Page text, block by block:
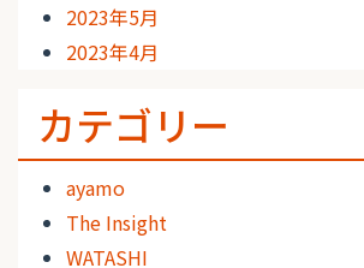
2023年5月
2023年4月
カテゴリー
ayamo
The Insight
WATASHI